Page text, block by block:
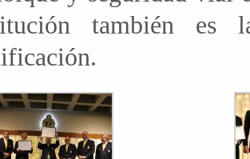
también es